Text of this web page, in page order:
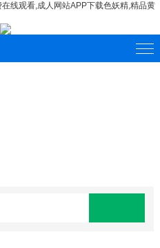
线观看,成人网站APP下载色妖精,精品黄